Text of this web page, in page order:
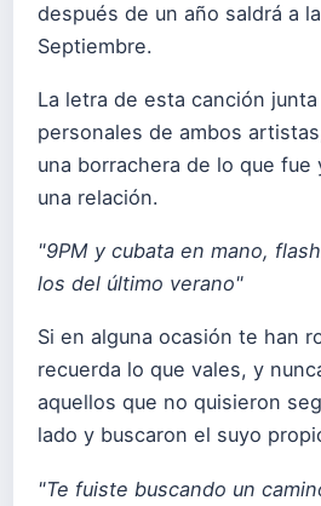
después de un año saldrá a
Septiembre.
La letra de esta canción
personales de ambos
una borrachera de lo que fue
una relación.
"9PM y cubata en mano,
los del último verano"
Si en alguna ocasión te han
recuerda lo que vales, y
aquellos que no quisieron
lado y buscaron el suyo
"Te fuiste buscando un